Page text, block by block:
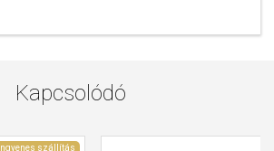
Kapcsolódó
Ingyenes szállítás